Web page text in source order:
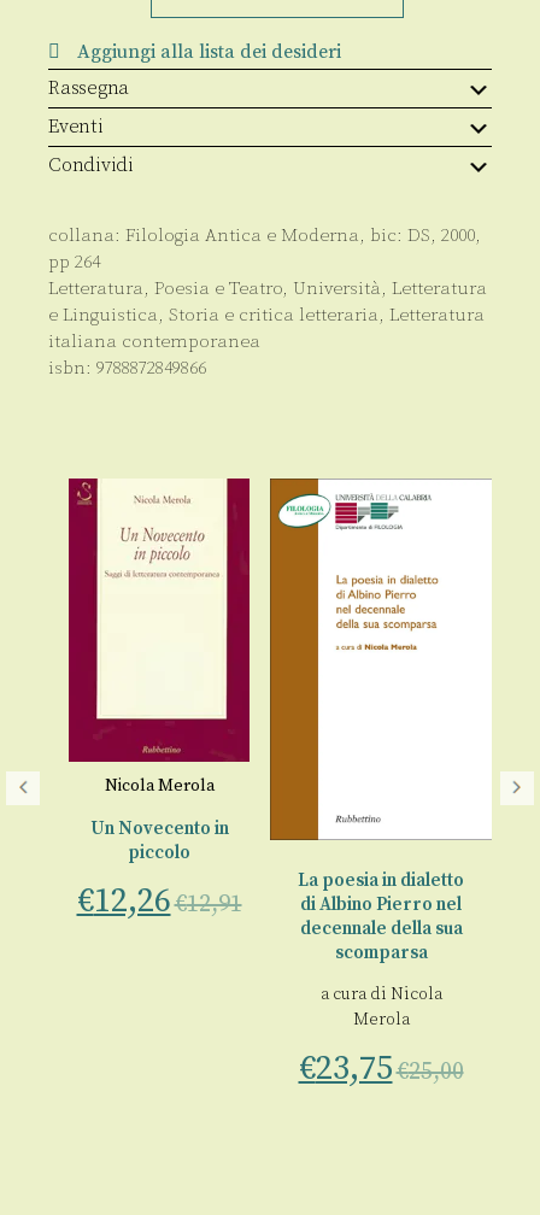
Novecento
italiano
quantità
Aggiungi alla lista dei desideri
Rassegna
Eventi
Condividi
collana: Filologia Antica e Moderna, bic: DS, 2000,
pp 264
Letteratura, Poesia e Teatro, Università, Letteratura
e Linguistica, Storia e critica letteraria, Letteratura
italiana contemporanea
isbn: 9788872849866
Nicola Merola
Un Novecento in
piccolo
€12,26€12,91
La poesia in dialetto
di Albino Pierro nel
decennale della sua
scomparsa
a cura di Nicola
Merola
€23,75€25,00